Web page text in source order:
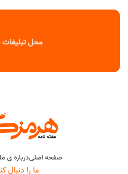
صفحه اصلیدرباره ی
ما را دنبال